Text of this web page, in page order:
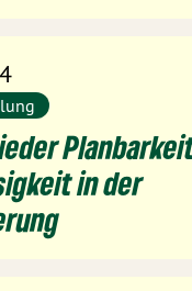
in der